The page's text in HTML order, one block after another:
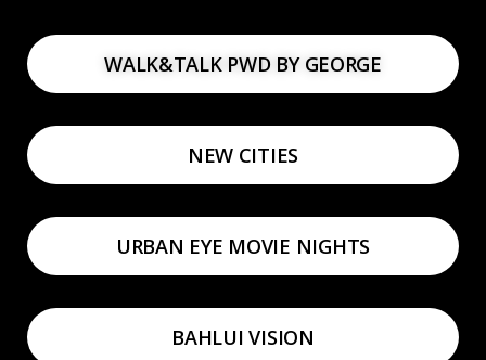
WALK&TALK PWD BY GEORGE
NEW CITIES
URBAN EYE MOVIE NIGHTS
BAHLUI VISION